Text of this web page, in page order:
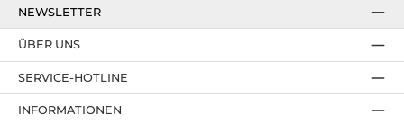
NEWSLETTER
SERVICE-HOTLINE
ÜBER UNS
INFORMATIONEN